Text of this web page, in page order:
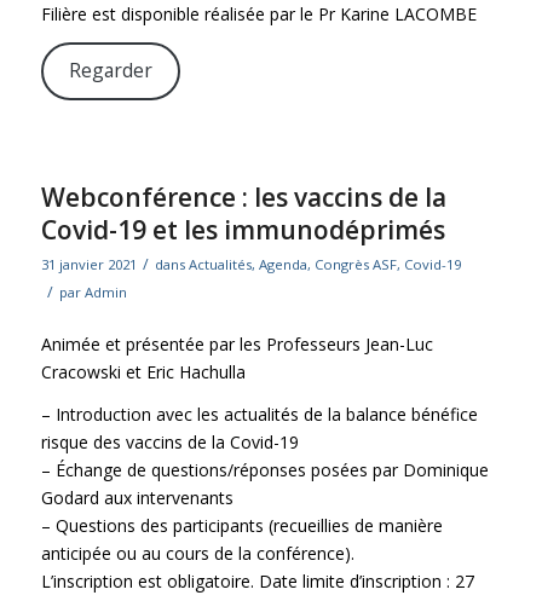
Filière est disponible réalisée par le Pr Karine LACOMBE
Regarder
Webconférence : les vaccins de la
Covid-19 et les immunodéprimés
31 janvier 2021 / dans Actualités, Agenda, Congrès ASF, Covid-19
/ par Admin
Animée et présentée par les Professeurs Jean-Luc
Cracowski et Eric Hachulla
– Introduction avec les actualités de la balance bénéfice
risque des vaccins de la Covid-19
– Échange de questions/réponses posées par Dominique
Godard aux intervenants
– Questions des participants (recueillies de manière
anticipée ou au cours de la conférence).
L’inscription est obligatoire. Date limite d’inscription : 27